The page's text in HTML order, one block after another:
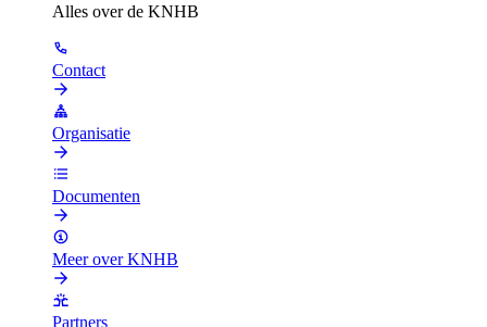
Alles over de KNHB
Contact
Organisatie
Documenten
Meer over KNHB
Partners